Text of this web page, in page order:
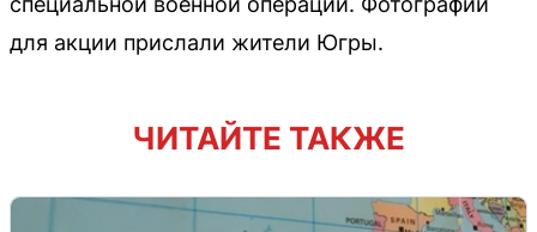
для акции прислали жители Югры.
ЧИТАЙТЕ ТАКЖЕ